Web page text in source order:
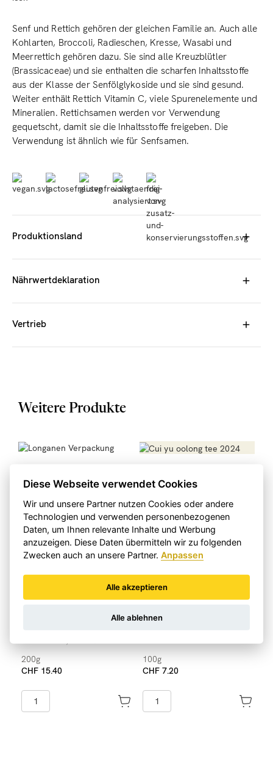
Senf und Rettich gehören der gleichen Familie an. Auch alle
Kohlarten, Broccoli, Radieschen, Kresse, Wasabi und
Meerrettich gehören dazu. Sie sind alle Kreuzblütler
(Brassicaceae) und sie enthalten die scharfen Inhaltsstoffe
aus der Klasse der Senfölglykoside und sie sind gesund.
Weiter enthält Rettich Vitamin C, viele Spurenelemente und
Mineralien. Rettichsamen werden vor Verwendung
gequetscht, damit sie die Inhaltsstoffe freigeben. Die
Verwendung ist ähnlich wie für Senfsamen.
Produktionsland
Nährwertdeklaration
Energie
NA
davon gesättigte Fettsäuren
Eiweiss
Vertrieb
Weitere Produkte
Früchte, Beutel à 200g
Long Yan Rou
200g
CHF 44.95
翠玉乌龙茶
150g
CHF 22.50
200g
CHF 15.40
Cassia-Zimt
100g
CHF 7.20
Diese Webseite verwendet Cookies
Wir und unsere Partner nutzen Cookies oder andere
Technologien und verwenden personenbezogenen
Daten, um Ihnen relevante Inhalte und Werbung
anzuzeigen. Diese Daten übermitteln wir zu folgenden
Zwecken auch an unsere Partner. Anpassen
Alle akzeptieren
Alle ablehnen